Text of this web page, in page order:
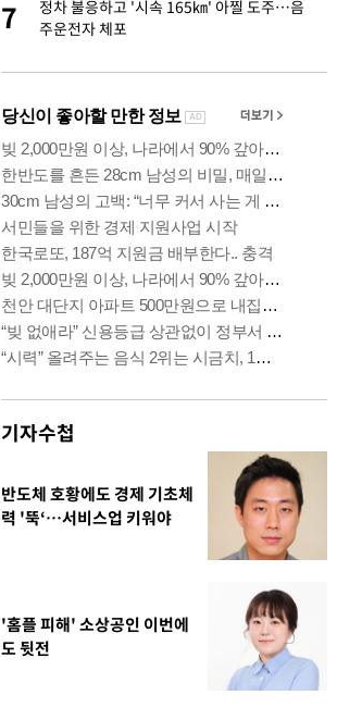
장동혁 "李 대
하다"
7
정차 불응하고 '시속 165㎞' 아찔 도주…음
주운전자 체포
기자수첩
반도체 호황에도 경제 기초체
력 '뚝‘…서비스업 키워야
'홈플 피해' 소상공인 이번에
도 뒷전